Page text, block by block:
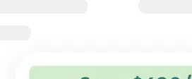
confortáveis